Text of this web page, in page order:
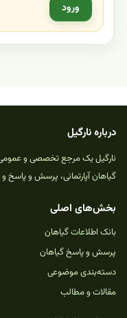
ورود
درباره نارگیل
نارگیل یک مرجع تخصصی و عمومی
گیاهان آپارتمانی، پرسش و پاسخ
بخش‌های اصلی
بانک اطلاعات گیاهان
پرسش و پاسخ گیاهان
دسته‌بندی موضوعی
مقالات و مطالب